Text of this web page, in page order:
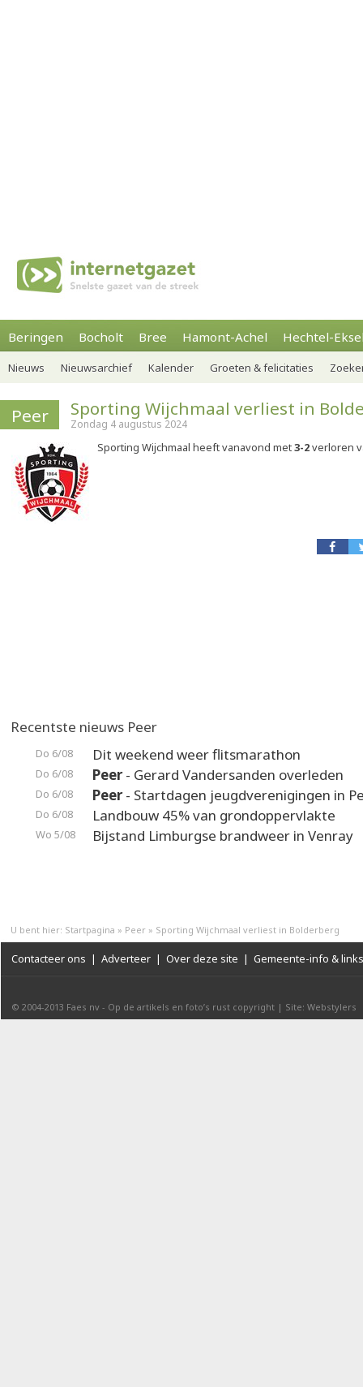
Beringen Bocholt Bree Hamont-Achel Hechtel-
Nieuws Nieuwsarchief Kalender Groeten & felicitaties
Peer Sporting Wijchmaal verliest in
Zondag 4 augustus 2024
Sporting Wijchmaal heeft vanavond met3-2verloren
Recentste nieuws Peer
Do 6/08 Dit weekend weer flitsmarathon
Do 6/08 Peer- Gerard Vandersanden overleden
Do 6/08 Peer- Startdagen jeugdverenigingen in
Do 6/08 Landbouw 45% van grondoppervlakte
Wo 5/08 Bijstand Limburgse brandweer in Venray
U bent hier: Startpagina » Peer » Sporting Wijchmaal verliest in Bolderberg
Contacteer ons | Adverteer | Over deze site | Gemeente-info & links
© 2004-2013 Faes nv - Op de artikels en foto’s rust copyright | Site: Webstylers